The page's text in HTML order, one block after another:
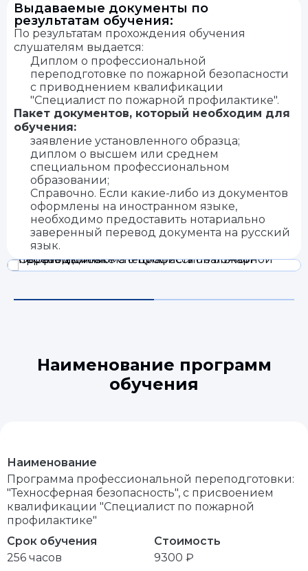
Выдаваемые документы по
результатам обучения:
По результатам прохождения обучения
слушателям выдается:
Диплом о профессиональной
переподготовке по пожарной безопасности
с приводнением квалификации
"Специалист по пожарной профилактике".
Пакет документов, который необходим для
обучения:
заявление установленного образца;
диплом о высшем или среднем
специальном профессиональном
образовании;
Справочно. Если какие-либо из документов
оформлены на иностранном языке,
необходимо предоставить нотариально
заверенный перевод документа на русский
язык.
Наименование программ
обучения
Наименование
Программа профессиональной переподготовки:
"Техносферная безопасность", с присвоением
квалификации "Специалист по пожарной
профилактике"
Срок обучения
256 часов
Стоимость
9300 ₽